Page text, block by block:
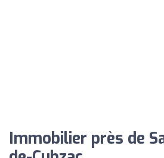
Immobilier près de